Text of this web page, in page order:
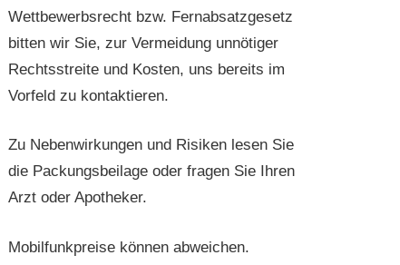
Wettbewerbsrecht bzw. Fernabsatzgesetz
bitten wir Sie, zur Vermeidung unnötiger
Rechtsstreite und Kosten, uns bereits im
Vorfeld zu kontaktieren.
Zu Nebenwirkungen und Risiken lesen Sie
die Packungsbeilage oder fragen Sie Ihren
Arzt oder Apotheker.
Mobilfunkpreise können abweichen.